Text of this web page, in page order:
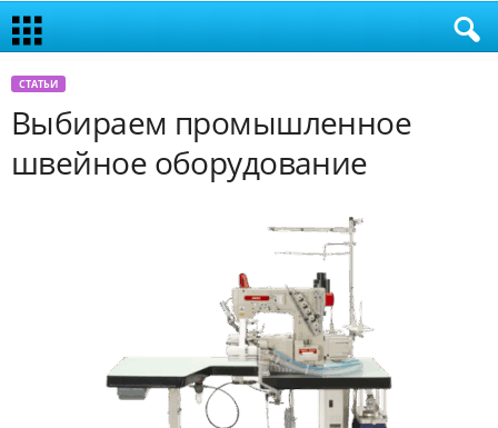
СТАТЬИ
Выбираем промышленное
швейное оборудование